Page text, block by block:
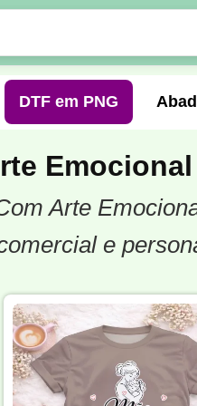
DTF em PNG
Festa Junina
Geografia
Emocional
Arte
e